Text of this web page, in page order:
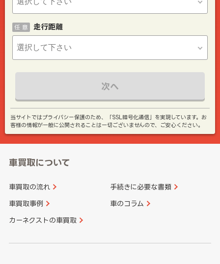
走行距離
任 意
次へ
当サイトではプライバシー保護のため、「SSL暗号化通信」を実現しています。お
客様の情報が一般に公開されることは一切ございませんので、ご安心ください。
車買取について
車買取の流れ 手続きに必要な書類
車買取事例 車のコラム
カーネクストの車買取